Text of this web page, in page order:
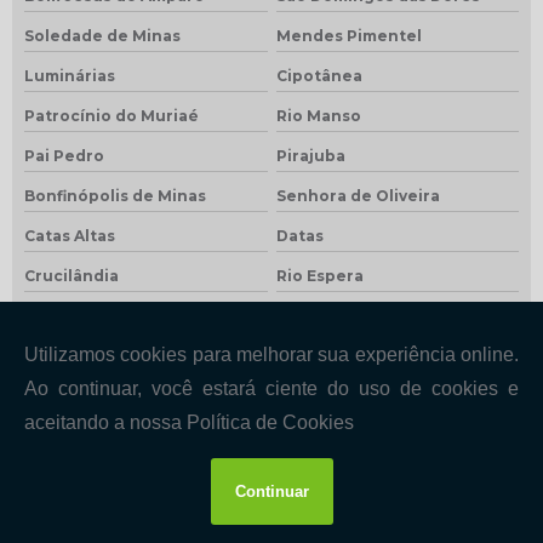
Soledade de Minas Mendes Pimentel
Luminárias Cipotânea
Patrocínio do Muriaé Rio Manso
Pai Pedro Pirajuba
Bonfinópolis de Minas Senhora de Oliveira
Catas Altas Datas
Crucilândia Rio Espera
Olhos-d'Água Bocaina de Minas
São João do Manteninha Santana do Riacho
Caiana Cana Verde